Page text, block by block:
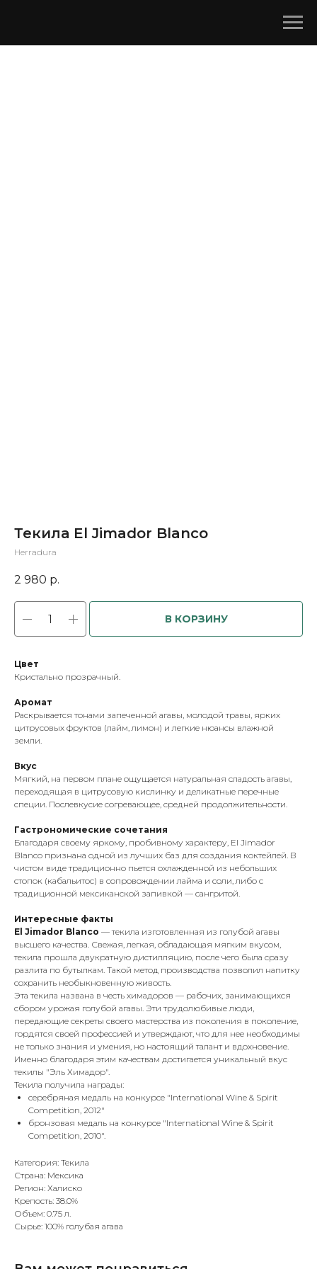
Текила El Jimador Blanco
Herradura
2 980 р.
В КОРЗИНУ
Цвет
Кристально прозрачный.
Аромат
Раскрывается тонами запеченной агавы, молодой травы, ярких
цитрусовых фруктов (лайм, лимон) и легкие нюансы влажной
земли.
Вкус
Мягкий, на первом плане ощущается натуральная сладость агавы,
переходящая в цитрусовую кислинку и деликатные перечные
специи. Послевкусие согревающее, средней продолжительности.
Гастрономические сочетания
Благодаря своему яркому, пробивному характеру, El Jimador
Blanco признана одной из лучших баз для создания коктейлей. В
чистом виде традиционно пьется охлажденной из небольших
стопок (кабальитос) в сопровождении лайма и соли, либо с
традиционной мексиканской запивкой — сангритой.
Интересные факты
El Jimador Blanco — текила изготовленная из голубой агавы
высшего качества. Свежая, легкая, обладающая мягким вкусом,
текила прошла двукратную дистилляцию, после чего была сразу
разлита по бутылкам. Такой метод производства позволил напитку
сохранить необыкновенную живость.
Эта текила названа в честь химадоров — рабочих, занимающихся
сбором урожая голубой агавы. Эти трудолюбивые люди,
передающие секреты своего мастерства из поколения в поколение,
гордятся своей профессией и утверждают, что для нее необходимы
не только знания и умения, но настоящий талант и вдохновение.
Именно благодаря этим качествам достигается уникальный вкус
текилы "Эль Химадор".
Текила получила награды:
серебряная медаль на конкурсе "International Wine & Spirit
Competition, 2012"
бронзовая медаль на конкурсе "International Wine & Spirit
Competition, 2010".
Категория: Текила
Страна: Мексика
Регион: Халиско
Крепость: 38.0%
Объем: 0.75 л.
Сырье: 100% голубая агава